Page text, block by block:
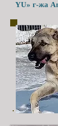
YU» г-жа